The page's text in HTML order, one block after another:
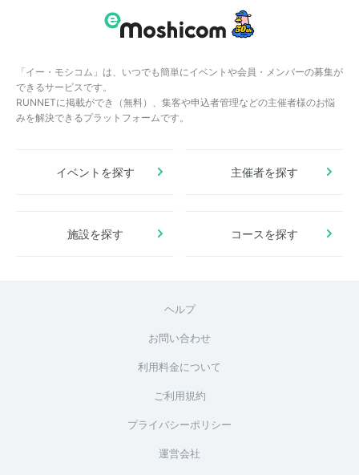
「イー・モシコム」は、いつでも簡単にイベントや会員・メンバーの募集が
できるサービスです。
RUNNETに掲載ができ（無料）、集客や申込者管理などの主催者様のお悩
みを解決できるプラットフォームです。
イベントを探す 主催者を探す
施設を探す コースを探す
ヘルプ
お問い合わせ
利用料金について
ご利用規約
プライバシーポリシー
運営会社